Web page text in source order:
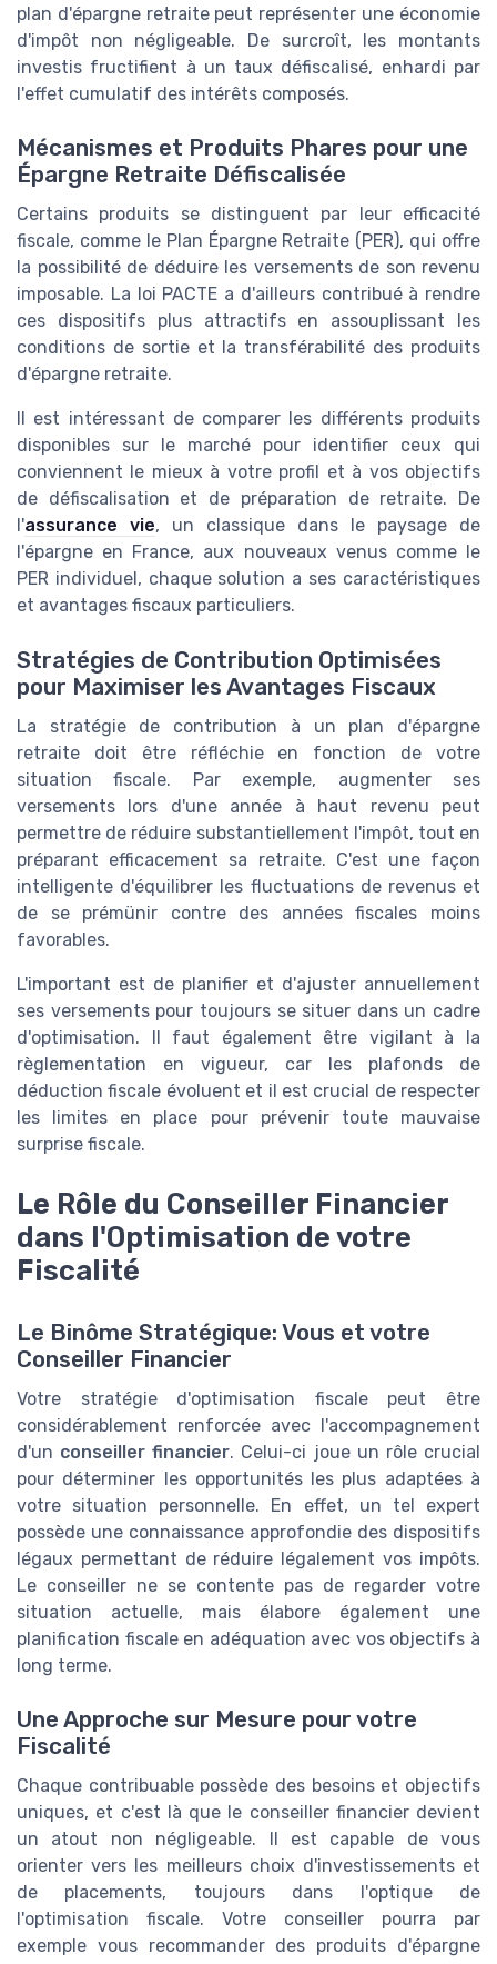
plan d'épargne retraite peut représenter une économie
d'impôt non négligeable. De surcroît, les montants
investis fructifient à un taux défiscalisé, enhardi par
l'effet cumulatif des intérêts composés.
Mécanismes et Produits Phares pour une
Épargne Retraite Défiscalisée
Certains produits se distinguent par leur efficacité
fiscale, comme le Plan Épargne Retraite (PER), qui offre
la possibilité de déduire les versements de son revenu
imposable. La loi PACTE a d'ailleurs contribué à rendre
ces dispositifs plus attractifs en assouplissant les
conditions de sortie et la transférabilité des produits
d'épargne retraite.
Il est intéressant de comparer les différents produits
disponibles sur le marché pour identifier ceux qui
conviennent le mieux à votre profil et à vos objectifs
de défiscalisation et de préparation de retraite. De
l'assurance vie, un classique dans le paysage de
l'épargne en France, aux nouveaux venus comme le
PER individuel, chaque solution a ses caractéristiques
et avantages fiscaux particuliers.
Stratégies de Contribution Optimisées
pour Maximiser les Avantages Fiscaux
La stratégie de contribution à un plan d'épargne
retraite doit être réfléchie en fonction de votre
situation fiscale. Par exemple, augmenter ses
versements lors d'une année à haut revenu peut
permettre de réduire substantiellement l'impôt, tout en
préparant efficacement sa retraite. C'est une façon
intelligente d'équilibrer les fluctuations de revenus et
de se prémünir contre des années fiscales moins
favorables.
L'important est de planifier et d'ajuster annuellement
ses versements pour toujours se situer dans un cadre
d'optimisation. Il faut également être vigilant à la
règlementation en vigueur, car les plafonds de
déduction fiscale évoluent et il est crucial de respecter
les limites en place pour prévenir toute mauvaise
surprise fiscale.
Le Rôle du Conseiller Financier
dans l'Optimisation de votre
Fiscalité
Le Binôme Stratégique: Vous et votre
Conseiller Financier
Votre stratégie d'optimisation fiscale peut être
considérablement renforcée avec l'accompagnement
d'un conseiller financier. Celui-ci joue un rôle crucial
pour déterminer les opportunités les plus adaptées à
votre situation personnelle. En effet, un tel expert
possède une connaissance approfondie des dispositifs
légaux permettant de réduire légalement vos impôts.
Le conseiller ne se contente pas de regarder votre
situation actuelle, mais élabore également une
planification fiscale en adéquation avec vos objectifs à
long terme.
Une Approche sur Mesure pour votre
Fiscalité
Chaque contribuable possède des besoins et objectifs
uniques, et c'est là que le conseiller financier devient
un atout non négligeable. Il est capable de vous
orienter vers les meilleurs choix d'investissements et
de placements, toujours dans l'optique de
l'optimisation fiscale. Votre conseiller pourra par
exemple vous recommander des produits d'épargne